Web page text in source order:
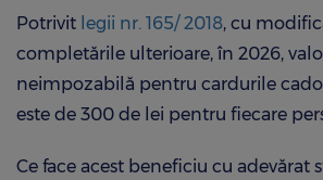
Potrivit legii nr. 165/ 2018, cu
completările ulterioare, în 2026,
neimpozabilă pentru cardurile
este de 300 de lei pentru fiecare
Ce face acest beneficiu cu adevărat